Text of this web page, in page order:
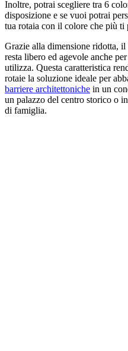
Inoltre, potrai scegliere tra 6
disposizione e se vuoi potrai
tua rotaia con il colore che più ti
Grazie alla dimensione ridotta, il
resta libero ed agevole anche
utilizza. Questa caratteristica
rotaie la soluzione ideale per
barriere architettoniche in un
un palazzo del centro storico o
di famiglia.